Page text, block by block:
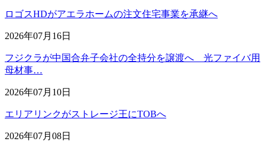
ロゴスHDがアエラホームの注文住宅事業を承継へ
2026年07月16日
フジクラが中国合弁子会社の全持分を譲渡へ 光ファイバ用
母材事…
2026年07月10日
エリアリンクがストレージ王にTOBへ
2026年07月08日